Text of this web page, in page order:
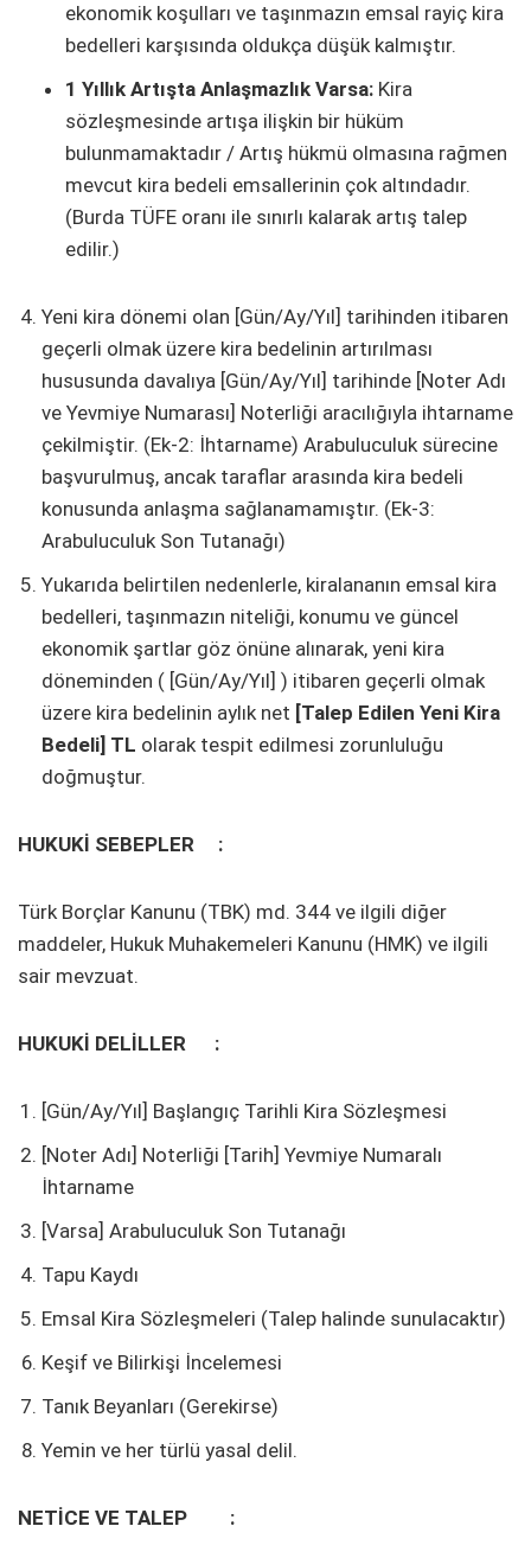
ekonomik koşulları ve taşınmazın emsal rayiç kira
bedelleri karşısında oldukça düşük kalmıştır.
1 Yıllık Artışta Anlaşmazlık Varsa: Kira
sözleşmesinde artışa ilişkin bir hüküm
bulunmamaktadır / Artış hükmü olmasına rağmen
mevcut kira bedeli emsallerinin çok altındadır.
(Burda TÜFE oranı ile sınırlı kalarak artış talep
edilir.)
Yeni kira dönemi olan [Gün/Ay/Yıl] tarihinden itibaren
geçerli olmak üzere kira bedelinin artırılması
hususunda davalıya [Gün/Ay/Yıl] tarihinde [Noter Adı
ve Yevmiye Numarası] Noterliği aracılığıyla ihtarname
çekilmiştir. (Ek-2: İhtarname) Arabuluculuk sürecine
başvurulmuş, ancak taraflar arasında kira bedeli
konusunda anlaşma sağlanamamıştır. (Ek-3:
Arabuluculuk Son Tutanağı)
Yukarıda belirtilen nedenlerle, kiralananın emsal kira
bedelleri, taşınmazın niteliği, konumu ve güncel
ekonomik şartlar göz önüne alınarak, yeni kira
döneminden ( [Gün/Ay/Yıl] ) itibaren geçerli olmak
üzere kira bedelinin aylık net [Talep Edilen Yeni Kira
Bedeli] TL olarak tespit edilmesi zorunluluğu
doğmuştur.
HUKUKİ SEBEPLER :
Türk Borçlar Kanunu (TBK) md. 344 ve ilgili diğer
maddeler, Hukuk Muhakemeleri Kanunu (HMK) ve ilgili
sair mevzuat.
HUKUKİ DELİLLER :
[Gün/Ay/Yıl] Başlangıç Tarihli Kira Sözleşmesi
[Noter Adı] Noterliği [Tarih] Yevmiye Numaralı
İhtarname
[Varsa] Arabuluculuk Son Tutanağı
Tapu Kaydı
Emsal Kira Sözleşmeleri (Talep halinde sunulacaktır)
Keşif ve Bilirkişi İncelemesi
Tanık Beyanları (Gerekirse)
Yemin ve her türlü yasal delil.
NETİCE VE TALEP :